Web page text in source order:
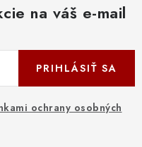
na váš e-mail
ochrany osobných
PRIHLÁSIŤ SA